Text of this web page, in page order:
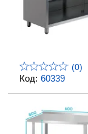
Код: 60339
(0)